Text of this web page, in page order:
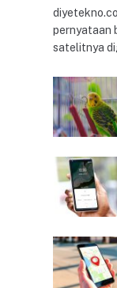
pernyataan
satelitnya